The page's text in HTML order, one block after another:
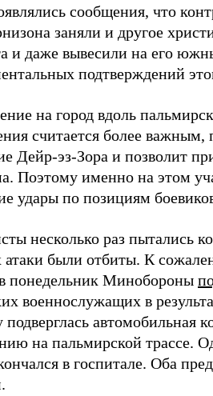
сообщения, что
заняли и другое
и даже вывесили на его
подтверждений
на город вдоль
считается более важным,
Дейр-эз-Зора и позволит
Поэтому именно на этом
удары по позициям
несколько раз пытались
атаки были отбиты. К
понедельник Минобороны
военнослужащих в
подверглась автомобильная
на пальмирской трассе.
в госпитале. Оба